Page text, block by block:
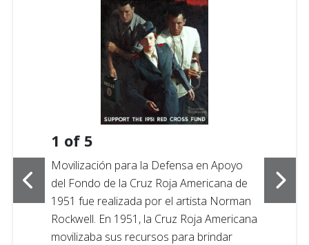
1 of 5
Movilización para la Defensa en Apoyo
del Fondo de la Cruz Roja Americana de
1951 fue realizada por el artista Norman
Rockwell. En 1951, la Cruz Roja Americana
movilizaba sus recursos para brindar